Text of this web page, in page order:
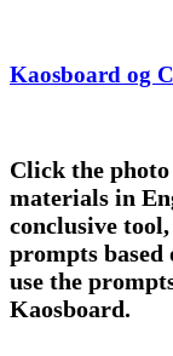
Posted
Kaosboard og
Click the photo
materials in
conclusive
prompts based
use the
Kaosboard.